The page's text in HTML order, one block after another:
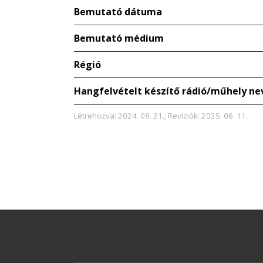
Bemutató dátuma
Bemutató médium
Régió
Hangfelvételt készítő rádió/műhely
Létrehozva: 2024. 08. 21.; Revíziók: 2025. 06. 11.